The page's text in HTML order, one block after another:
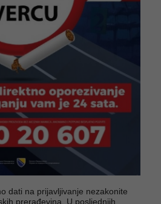
dati na prijavljivanje nezakonite
prerađevina. U posljednjih